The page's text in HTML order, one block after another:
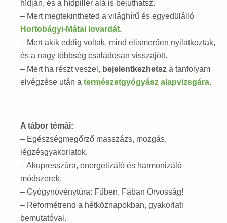
hídján, és a hídpillér alá is bejuthatsz.
– Mert megtekintheted a világhírű és egyedülálló
Hortobágyi-Mátai lovardát.
– Mert akik eddig voltak, mind elismerően nyilatkoztak,
és a nagy többség családosan visszajött.
– Mert ha részt veszel, bejelentkezhetsz a tanfolyam
elvégzése után a természetgyógyász alapvizsgára.
A tábor témái:
– Egészségmegőrző masszázs, mozgás,
légzésgyakorlatok.
– Akupresszúra, energetizáló és harmonizáló
módszerek.
– Gyógynövénytúra: Fűben, Fában Orvosság!
– Reformétrend a hétköznapokban, gyakorlati
bemutatóval.